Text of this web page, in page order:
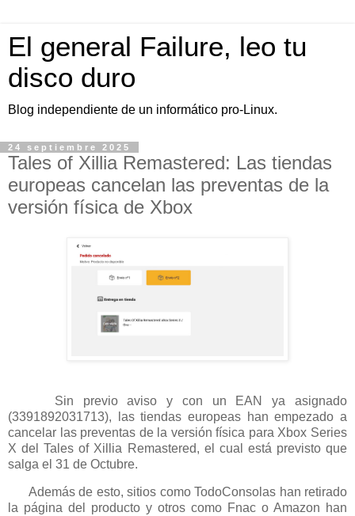
El general Failure, leo tu
disco duro
Blog independiente de un informático pro-Linux.
24 septiembre 2025
Tales of Xillia Remastered: Las tiendas
europeas cancelan las preventas de la
versión física de Xbox
Sin previo aviso y con un EAN ya asignado
(3391892031713), las tiendas europeas han empezado a
cancelar las preventas de la versión física para Xbox Series
X del Tales of Xillia Remastered, el cual está previsto que
salga el 31 de Octubre.
Además de esto, sitios como TodoConsolas han retirado
la página del producto y otros como Fnac o Amazon han